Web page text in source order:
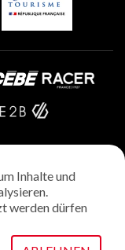
Inhalte und
werden dürfen